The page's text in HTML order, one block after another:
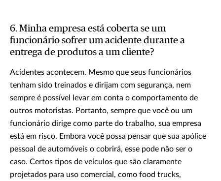
6. Minha empresa está coberta se um
funcionário sofrer um acidente durante a
entrega de produtos a um cliente?
Acidentes acontecem. Mesmo que seus funcionários
tenham sido treinados e dirijam com segurança, nem
sempre é possível levar em conta o comportamento de
outros motoristas. Portanto, sempre que você ou um
funcionário dirige como parte do trabalho, sua empresa
está em risco. Embora você possa pensar que sua apólice
pessoal de automóveis o cobrirá, esse pode não ser o
caso. Certos tipos de veículos que são claramente
projetados para uso comercial, como food trucks,